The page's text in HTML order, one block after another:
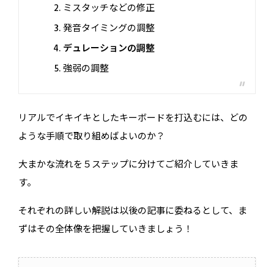
ミスタッチなどの修正
発音タイミングの調整
デュレーションの調整
強弱の調整
リアルでイキイキとしたキーボードを打込むには、どの
ような手順で取り組めばよいのか？
大まかな流れを５ステップに分けてご紹介していきま
す。
それぞれの詳しい解説は以後の記事に委ねるとして、ま
ずはその全体像を把握していきましょう！